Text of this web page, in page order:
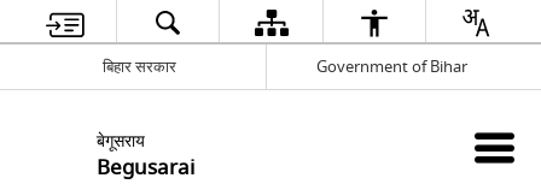
बिहार सरकार Government of Bihar
बेगूसराय
Begusarai